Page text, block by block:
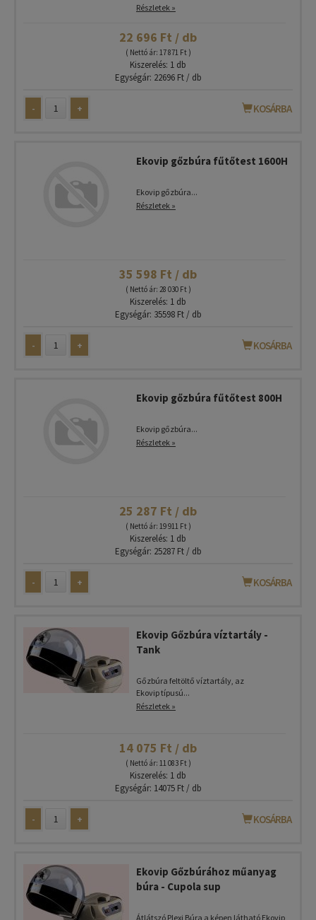
Részletek »
22 696 Ft / db
( Nettó ár: 17 871 Ft )
Kiszerelés: 1 db
Egységár: 22696 Ft / db
- + KOSÁRBA
Ekovip gőzbúra fűtőtest 1600H
Ekovip gőzbúra...
Részletek »
35 598 Ft / db
( Nettó ár: 28 030 Ft )
Kiszerelés: 1 db
Egységár: 35598 Ft / db
- + KOSÁRBA
Ekovip gőzbúra fűtőtest 800H
Ekovip gőzbúra...
Részletek »
25 287 Ft / db
( Nettó ár: 19 911 Ft )
Kiszerelés: 1 db
Egységár: 25287 Ft / db
- + KOSÁRBA
Ekovip Gőzbúra víztartály -
Tank
Gőzbúra feltöltő víztartály, az
Ekovip típusú...
Részletek »
14 075 Ft / db
( Nettó ár: 11 083 Ft )
Kiszerelés: 1 db
Egységár: 14075 Ft / db
- + KOSÁRBA
Ekovip Gőzbúrához műanyag
búra - Cupola sup
Átlátszó Plexi Búra a képen látható Ekovip